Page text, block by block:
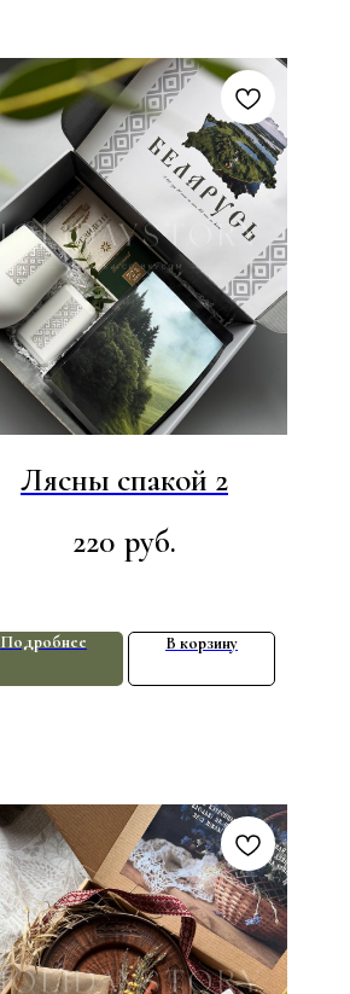
Лясны спакой 2
220 руб.
Подробнее В корзину